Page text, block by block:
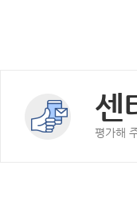
센
평가해